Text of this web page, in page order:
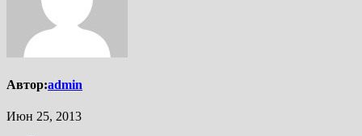
Автор:admin
Июн 25, 2013